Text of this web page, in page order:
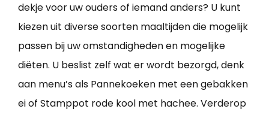
dekje voor uw ouders of iemand anders? U kunt
kiezen uit diverse soorten maaltijden die mogelijk
passen bij uw omstandigheden en mogelijke
diëten. U beslist zelf wat er wordt bezorgd, denk
aan menu’s als Pannekoeken met een gebakken
ei of Stamppot rode kool met hachee. Verderop